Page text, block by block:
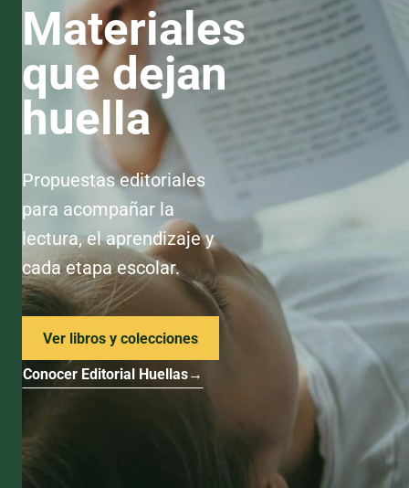
Materiales
que dejan
huella
Propuestas editoriales
para acompañar la
lectura, el aprendizaje y
cada etapa escolar.
Ver libros y colecciones
Conocer Editorial Huellas→